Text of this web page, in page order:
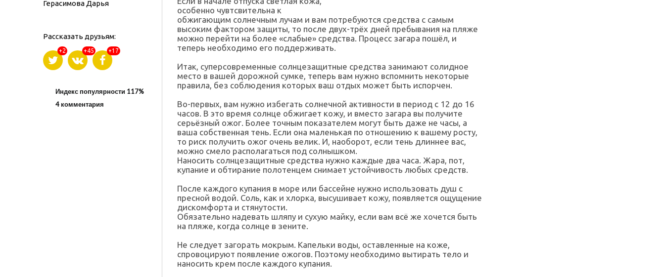
особенно чувтсвительна к
обжигающим солнечным лучам и вам потребуются средства с самым
высоким фактором защиты, то после двух-трёх дней пребывания на пляже
можно перейти на более «слабые» средства. Процесс загара пошёл, и
теперь необходимо его поддерживать.
Итак, суперсовременные солнцезащитные средства занимают солидное
место в вашей дорожной сумке, теперь вам нужно вспомнить некоторые
правила, без соблюдения которых ваш отдых может быть испорчен.
Во-первых, вам нужно избегать солнечной активности в период с 12 до 16
часов. В это время солнце обжигает кожу, и вместо загара вы получите
серьёзный ожог. Более точным показателем могут быть даже не часы, а
ваша собственная тень. Если она маленькая по отношению к вашему росту,
то риск получить ожог очень велик. И, наоборот, если тень длиннее вас,
можно смело располагаться под солнышком.
Наносить солнцезащитные средства нужно каждые два часа. Жара, пот,
купание и обтирание полотенцем снимает устойчивость любых средств.
После каждого купания в море или бассейне нужно использовать душ с
пресной водой. Соль, как и хлорка, высушивает кожу, появляется ощущение
дискомфорта и стянутости.
Обязательно надевать шляпу и сухую майку, если вам всё же хочется быть
на пляже, когда солнце в зените.
Не следует загорать мокрым. Капельки воды, оставленные на коже,
спровоцируют появление ожогов. Поэтому необходимо вытирать тело и
наносить крем после каждого купания.
Герасимова Дарья
Рассказать друзьям:
+2 +45 +17
Индекс популярности 117%
4 комментария